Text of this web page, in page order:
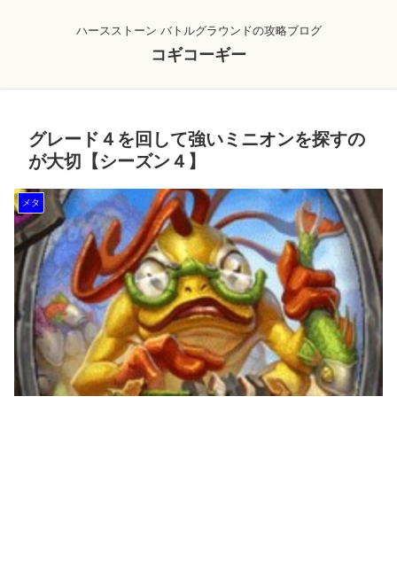
ハースストーン バトルグラウンドの攻略ブログ
コギコーギー
グレード４を回して強いミニオンを探すの
が大切【シーズン４】
メタ